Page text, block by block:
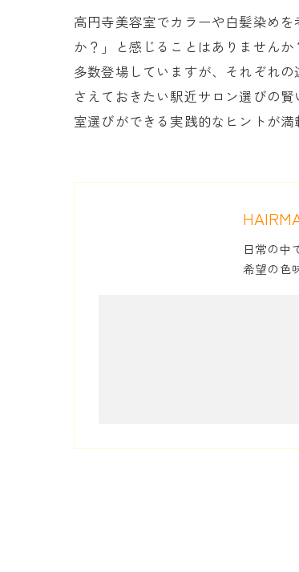
高円寺美容室でカラーや白髪染め
か？」と感じることはありません
多数登場していますが、それぞれ
さえておきたい駅近サロン選びの
室選びができる実践的なヒントが
日常の中
希望の色